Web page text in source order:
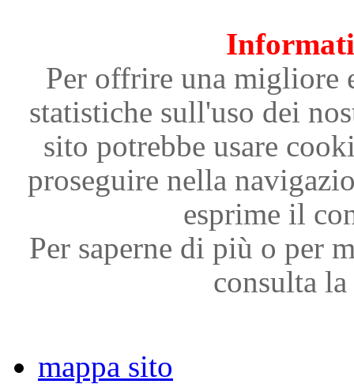
Per offrire una migliore
statistiche sull'uso dei
sito potrebbe usare
proseguire nella
esprime il
Per saperne di più o per
consulta
mappa sito